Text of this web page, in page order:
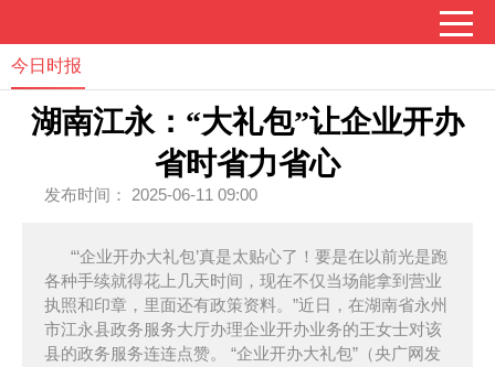
今日时报
湖南江永：“大礼包”让企业开办
省时省力省心
发布时间： 2025-06-11 09:00
“‘企业开办大礼包’真是太贴心了！要是在以前光是跑
各种手续就得花上几天时间，现在不仅当场能拿到营业
执照和印章，里面还有政策资料。”近日，在湖南省永州
市江永县政务服务大厅办理企业开办业务的王女士对该
县的政务服务连连点赞。 “企业开办大礼包”（央广网发